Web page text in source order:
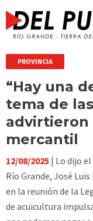
PROVINCIA
“Hay una
tema de
advirtieron
mercantil
12/08/2025 | Lo dijo
Río Grande, José
en la reunión de la
de acuicultura